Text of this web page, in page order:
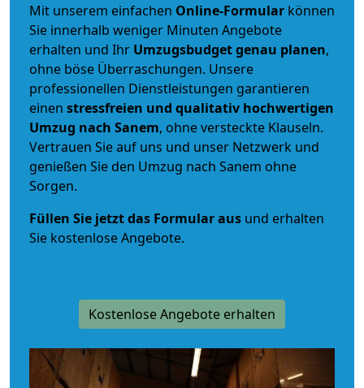
Mit unserem einfachen Online-Formular können
Sie innerhalb weniger Minuten Angebote
erhalten und Ihr Umzugsbudgetgenau planen,
ohne böse Überraschungen. Unsere
professionellen Dienstleistungen garantieren
einen stressfreien und qualitativ hochwertigen
Umzug nach Sanem, ohne versteckte Klauseln.
Vertrauen Sie auf uns und unser Netzwerk und
genießen Sie den Umzug nach Sanem ohne
Sorgen.
Füllen Sie jetzt das Formular aus und erhalten
Sie kostenlose Angebote.
Kostenlose Angebote erhalten